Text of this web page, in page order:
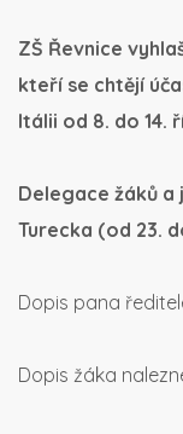
ZŠ Řevnice
kteří se chtějí
Itálii od 8. do 14.
Delegace žáků a
Turecka (od 23.
Dopis pana
Dopis žáka